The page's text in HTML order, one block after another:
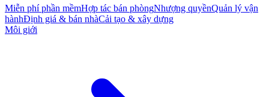
Miễn phí phần mềmHợp tác bán phòngNhượng quyềnQuản lý vận
hànhĐịnh giá & bán nhàCải tạo & xây dựng
Môi giới